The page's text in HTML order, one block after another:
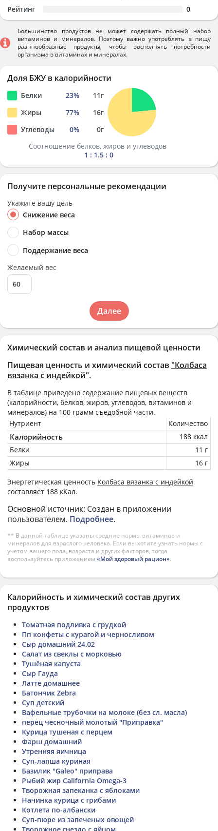
Химический состав и анализ пищевой ценности
Пищевая ценность и химический состав "Колбаса
вязанка с индейкой".
В таблице приведено содержание пищевых веществ
(калорийности, белков, жиров, углеводов, витаминов и
минералов) на 100 грамм съедобной части.
Нутриент
Количество
Калорийность
188 ккал
Белки
11 г
Жиры
16 г
Энергетическая ценность Колбаса вязанка с индейкой
составляет 188 кКал.
Основной источник: Создан в приложении
пользователем. Подробнее.
** В данной таблице указаны средние нормы витаминов и
минералов для взрослого человека. Если вы хотите узнать нормы с
учетом вашего пола, возраста и других факторов, тогда
воспользуйтесь приложением «Мой здоровый рацион».
Рейтинг 0
Большинство продуктов не может содержать полный набор
витаминов и минералов. Поэтому важно употреблять в пищу
разннообразные продукты, чтобы восполнять потребности
организма в витаминах и минералах.
Доля БЖУ в калорийности
Белки 23% 11г
Жиры
77% 16г
Углеводы
0% 0г
Соотношение белков, жиров и углеводов
1 : 1.5 : 0
Получите персональные рекомендации
Укажите вашу цель
Снижение веса
Набор массы
Поддержание веса
Желаемый вес
Далее
Калорийность и химический состав других
продуктов
Томатная подливка с грудкой
Пп конфеты с курагой и черносливом
Сыр домашний 24.02
Салат из свеклы с морковью
Тушёная капуста
Сыр Гауда
Латте домашнее
Батончик Zebra
Суп детский
Вафельные трубочки на молоке (без сл. масла)
перец чесночный молотый "Приправка"
Курица тушеная с перцем
Фарш домашний
Утренняя яичница
Суп-лапша куриная
Базилик "Galeo" приправа
Рыбий жир California Omega-3
Творожная запеканка с яблоками
Начинка курица с грибами
Котлета по-албански
Суп-пюре из запеченых овощей